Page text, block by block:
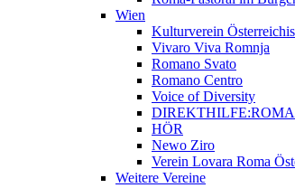
Wien
Kulturverein
Vivaro Viva Romnja
Romano Svato
Romano Centro
Voice of Diversity
DIREKTHILFE:ROMA
HÖR
Newo Ziro
Verein Lovara Roma
Weitere Vereine